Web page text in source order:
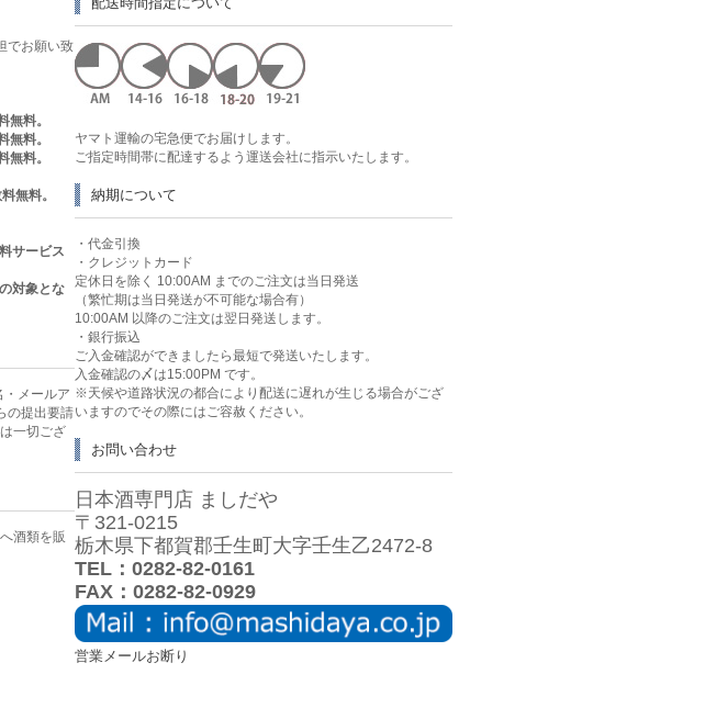
でお願い致
料。
料。
料。
無料。
サービス
対象とな
・メールア
の提出要請
一切ござ
酒類を販
ヤマト運輸の宅急便でお届けします。
ご指定時間帯に配達するよう運送会社に指示いたします。
納期について
・代金引換
・クレジットカード
定休日を除く 10:00AM までのご注文は当日発送
（繁忙期は当日発送が不可能な場合有）
10:00AM 以降のご注文は翌日発送します。
・銀行振込
ご入金確認ができましたら最短で発送いたします。
入金確認の〆は15:00PM です。
※天候や道路状況の都合により配送に遅れが生じる場合がござ
いますのでその際にはご容赦ください。
お問い合わせ
日本酒専門店 ましだや
〒321-0215
栃木県下都賀郡壬生町大字壬生乙2472-8
TEL：0282-82-0161
FAX：0282-82-0929
営業メールお断り